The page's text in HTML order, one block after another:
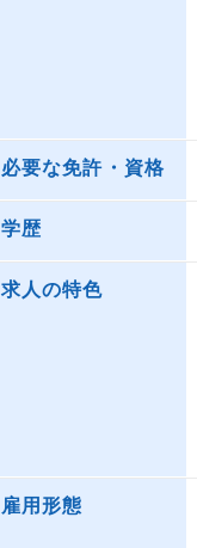
必要な免許・資格
学歴
求人の特色
雇用形態